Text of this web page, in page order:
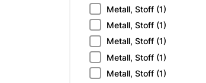
Metall, Stoff (1)
Metall, Stoff (1)
Metall, Stoff (1)
Metall, Stoff (1)
Metall, Stoff (1)